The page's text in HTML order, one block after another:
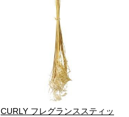
CURLY フレグランススティッ